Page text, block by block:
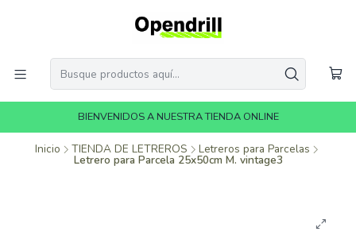
BIENVENIDOS A NUESTRA TIENDA ONLINE
Inicio TIENDA DE LETREROS Letreros para Parcelas
Letrero para Parcela 25x50cm M. vintage3